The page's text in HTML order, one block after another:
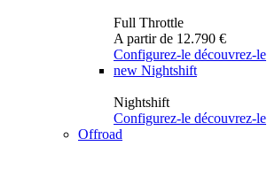
Full Throttle
A partir de 12.790 €
Configurez-le découvrez-le
new Nightshift
Nightshift
Configurez-le découvrez-le
Offroad